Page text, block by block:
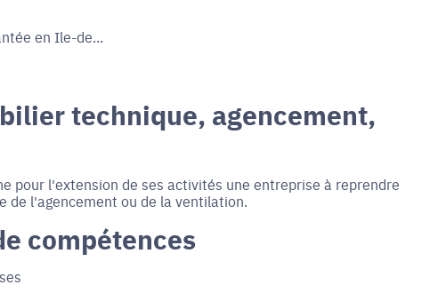
en Ile-de...
technique, agencement,
pour l'extension de ses activités une entreprise à reprendre
de l'agencement ou de la ventilation.
compétences